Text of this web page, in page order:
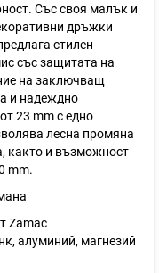
Със своя малък и
дръжки
стилен
със защитата на
на заключващ
и надеждно
23 mm с едно
лесна промяна
както и възможност
mm.
Zamac
алуминий, магнезий